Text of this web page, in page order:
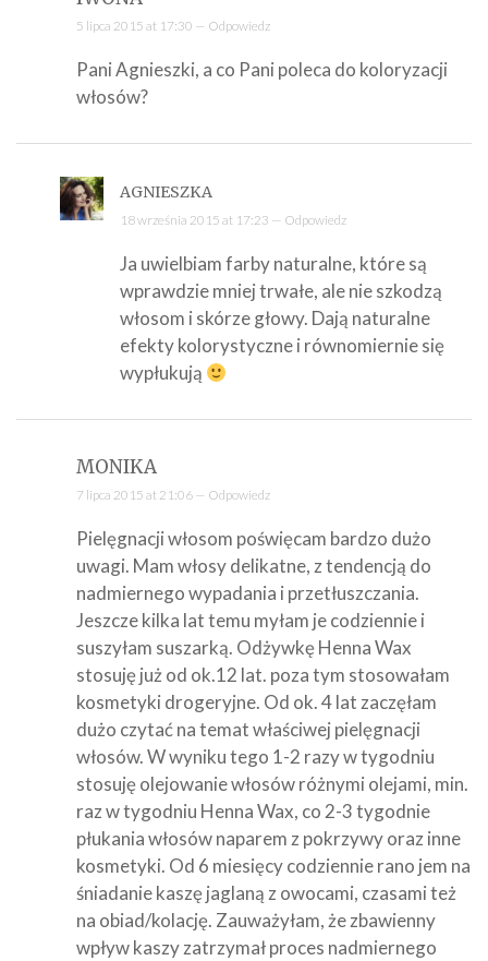
5 lipca 2015 at 17:30 — Odpowiedz
Pani Agnieszki, a co Pani poleca do koloryzacji
włosów?
AGNIESZKA
18 września 2015 at 17:23 — Odpowiedz
Ja uwielbiam farby naturalne, które są
wprawdzie mniej trwałe, ale nie szkodzą
włosom i skórze głowy. Dają naturalne
efekty kolorystyczne i równomiernie się
wypłukują
MONIKA
7 lipca 2015 at 21:06 — Odpowiedz
Pielęgnacji włosom poświęcam bardzo dużo
uwagi. Mam włosy delikatne, z tendencją do
nadmiernego wypadania i przetłuszczania.
Jeszcze kilka lat temu myłam je codziennie i
suszyłam suszarką. Odżywkę Henna Wax
stosuję już od ok.12 lat. poza tym stosowałam
kosmetyki drogeryjne. Od ok. 4 lat zaczęłam
dużo czytać na temat właściwej pielęgnacji
włosów. W wyniku tego 1-2 razy w tygodniu
stosuję olejowanie włosów różnymi olejami, min.
raz w tygodniu Henna Wax, co 2-3 tygodnie
płukania włosów naparem z pokrzywy oraz inne
kosmetyki. Od 6 miesięcy codziennie rano jem na
śniadanie kaszę jaglaną z owocami, czasami też
na obiad/kolację. Zauważyłam, że zbawienny
wpływ kaszy zatrzymał proces nadmiernego